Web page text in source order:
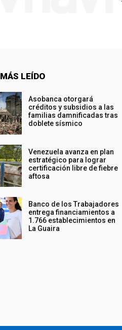
LEÍDO
Asobanca otorgará
créditos y subsidios a las
familias damnificadas tras
doblete sísmico
Venezuela avanza en plan
estratégico para lograr
certificación libre de fiebre
aftosa
Banco de los Trabajadores
entrega financiamientos a
1.766 establecimientos en
La Guaira